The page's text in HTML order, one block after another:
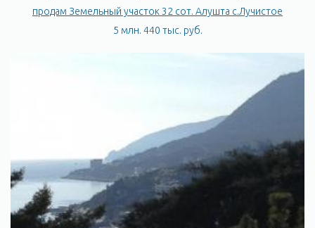
продам Земельный участок 32 сот. Алушта с.Лучистое
5 млн. 440 тыс. руб.